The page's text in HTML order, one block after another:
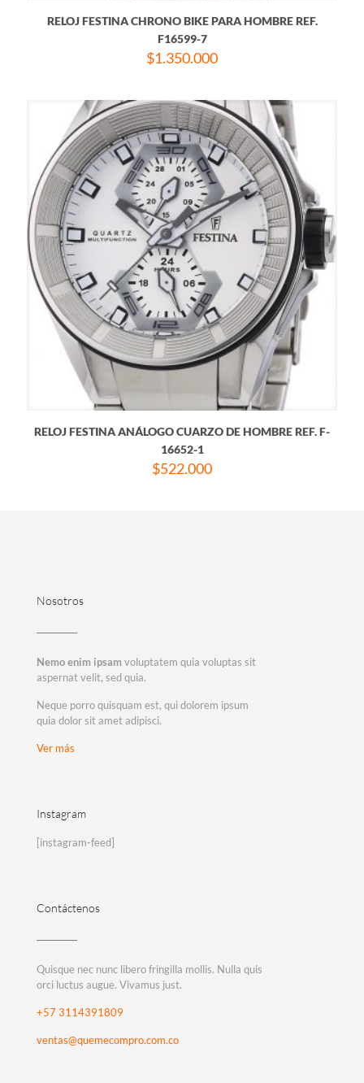
RELOJ FESTINA CHRONO BIKE PARA HOMBRE REF.
F16599-7
$1.350.000
RELOJ FESTINA ANÁLOGO CUARZO DE HOMBRE REF. F-
16652-1
$522.000
Nosotros
Nemo enim ipsam voluptatem quia voluptas sit
aspernat velit, sed quia.
Neque porro quisquam est, qui dolorem ipsum
quia dolor sit amet adipisci.
Ver más
Instagram
[instagram-feed]
Contáctenos
Quisque nec nunc libero fringilla mollis. Nulla quis
orci luctus augue. Vivamus just.
+57 3114391809
ventas@quemecompro.com.co